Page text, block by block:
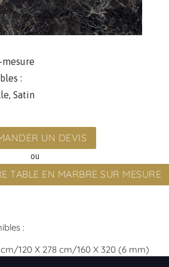
mesure
:
, Satin
UN DEVIS
ou
TABLE EN MARBRE SUR MESURE
:
120 X 278 cm/160 X 320 (6 mm)